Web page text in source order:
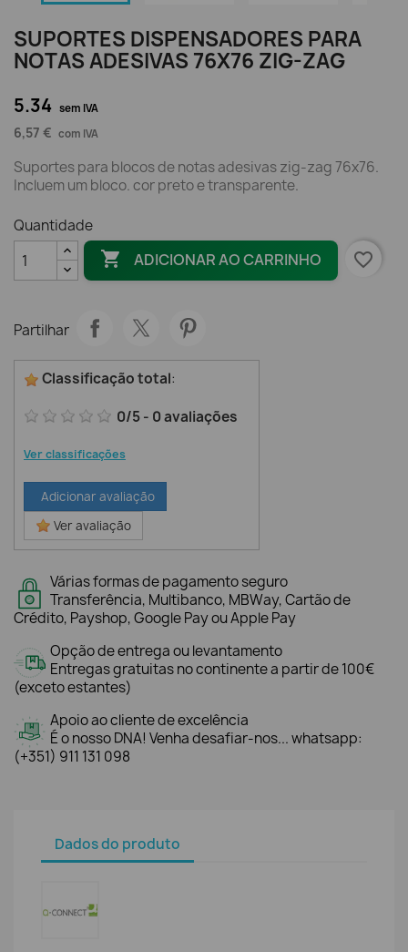
SUPORTES DISPENSADORES PARA
NOTAS ADESIVAS 76X76 ZIG-ZAG
5.34 sem IVA
6,57 € com IVA
Suportes para blocos de notas adesivas zig-zag 76x76.
Incluem um bloco. cor preto e transparente.
Quantidade
 ADICIONAR AO CARRINHO favorite_border
Partilhar
Classificação total:
0/5- 0avaliações
Ver classificações
Adicionar avaliação
Ver avaliação
Várias formas de pagamento seguro
Transferência, Multibanco, MBWay, Cartão de
Crédito, Payshop, Google Pay ou Apple Pay
Opção de entrega ou levantamento
Entregas gratuitas no continente a partir de 100€
(exceto estantes)
Apoio ao cliente de excelência
É o nosso DNA! Venha desafiar-nos... whatsapp:
(+351) 911 131 098
Dados do produto